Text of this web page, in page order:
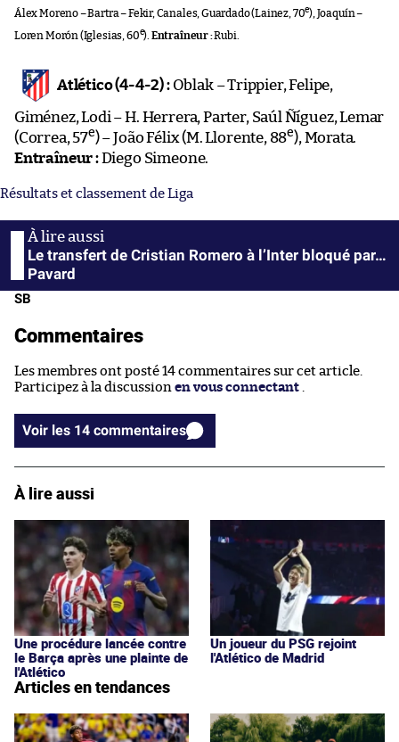
Álex Moreno – Bartra – Fekir, Canales, Guardado (Lainez, 70e), Joaquín –
Loren Morón (Iglesias, 60e). Entraîneur :Rubi.
Atlético (4-4-2) :Oblak – Trippier, Felipe,
Giménez, Lodi – H. Herrera, Parter, Saúl Ñíguez, Lemar
(Correa, 57e) – João Félix (M. Llorente, 88e), Morata.
Entraîneur :Diego Simeone.
Résultats et classement de Liga
Le transfert de Cristian Romero à l’Inter bloqué par…
Pavard
SB
Commentaires
Les membres ont posté 14 commentaires sur cet article.
Participez à la discussion en vous connectant
Voir les 14 commentaires
À lire aussi
Une procédure lancée contre
le Barça après une plainte de
l'Atlético
Un joueur du PSG rejoint
l'Atlético de Madrid
Articles en tendances